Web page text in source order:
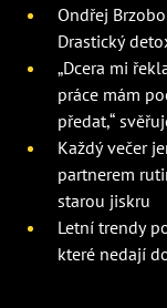
Ondřej
Drastický
„Dcera mi
práce mám
předat,“
Každý večer
partnerem
starou jiskru
Letní trendy
které nedají